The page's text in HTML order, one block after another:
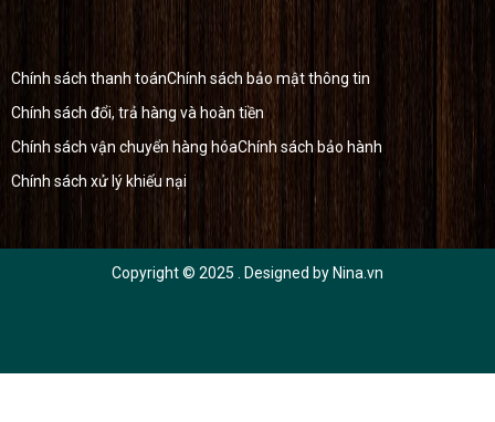
Chính sách thanh toánChính sách bảo mật thông tin
Chính sách đổi, trả hàng và hoàn tiền
Chính sách vận chuyển hàng hóaChính sách bảo hành
Chính sách xử lý khiếu nại
Copyright © 2025 . Designed by Nina.vn